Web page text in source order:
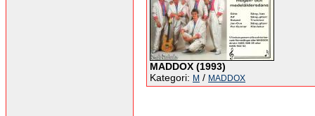
MADDOX (1993)
Kategori: M / MADDOX